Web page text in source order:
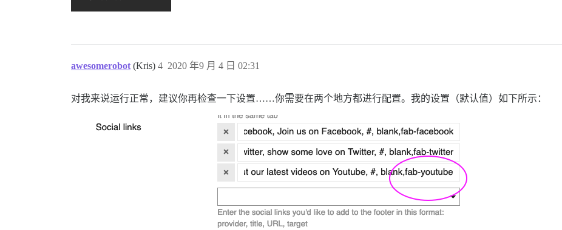
awesomerobot (Kris) 2020 年9 月 4 日 02:31
4
对我来说运行正常，建议你再检查一下设置……你需要在两个地方都进行配置。我的设置（默认值）如下所示：